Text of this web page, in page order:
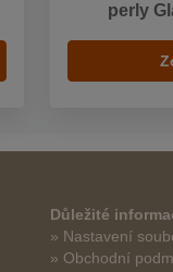
perly
Důležité
» Nastavení
» Obchodní